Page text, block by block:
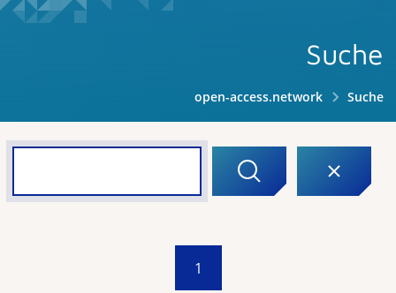
Suche
open-access.network Suche
1